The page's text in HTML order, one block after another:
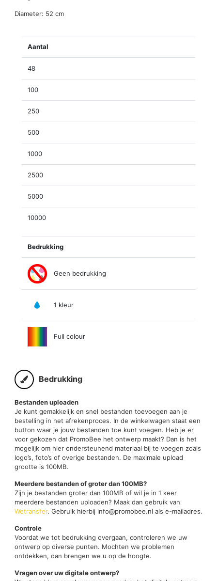
Diameter: 52 cm
Aantal
48
100
250
500
1000
2500
5000
10000
Bedrukking
Geen bedrukking
1 kleur
Full colour
Bedrukking
Bestanden uploaden
Je kunt gemakkelijk en snel bestanden toevoegen aan je
bestelling in het afrekenproces. In de winkelwagen staat een
button waar je jouw bestanden toe kunt voegen. Heb je er
voor gekozen dat PromoBee het ontwerp maakt? Dan is het
mogelijk om hier ondersteunend materiaal bij te voegen zoals
logo’s, foto’s of overige bestanden. De maximale upload
grootte is 100MB.
Meerdere bestanden of groter dan 100MB?
Zijn je bestanden groter dan 100MB of wil je in 1 keer
meerdere bestanden uploaden? Maak dan gebruik van
Wetransfer. Gebruik hierbij info@promobee.nl als e-mailadres.
Controle
Voordat we tot bedrukking overgaan, controleren we uw
ontwerp op diverse punten. Mochten we problemen
ontdekken, dan brengen we u op de hoogte.
Vragen over uw digitale ontwerp?